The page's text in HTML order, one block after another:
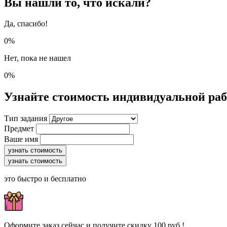
Да, спасибо!
0%
Нет, пока не нашел
0%
Узнайте стоимость индивидуальной
Тип задания
Предмет
Ваше имя
узнать стоимость
узнать стоимость
это быстро и бесплатно